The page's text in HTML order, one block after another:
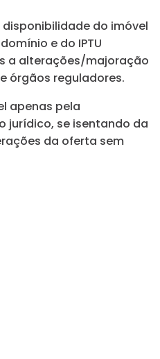
do imóvel
e do IPTU
a alterações/majoração
órgãos reguladores.
apenas pela
jurídico, se isentando da
da oferta sem